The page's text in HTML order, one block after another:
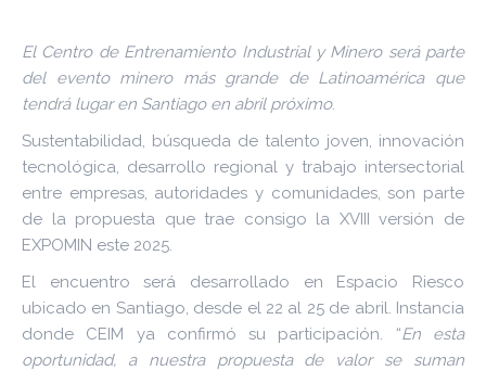
El Centro de Entrenamiento Industrial y Minero será parte
del evento minero más grande de Latinoamérica que
tendrá lugar en Santiago en abril próximo.
Sustentabilidad, búsqueda de talento joven, innovación
tecnológica, desarrollo regional y trabajo intersectorial
entre empresas, autoridades y comunidades, son parte
de la propuesta que trae consigo la XVIII versión de
EXPOMIN este 2025.
El encuentro será desarrollado en Espacio Riesco
ubicado en Santiago, desde el 22 al 25 de abril. Instancia
donde CEIM ya confirmó su participación. “En esta
oportunidad, a nuestra propuesta de valor se suman